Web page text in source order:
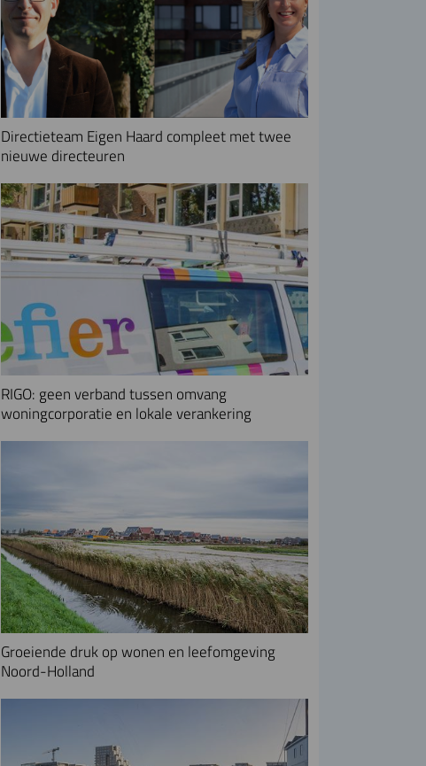
Directieteam Eigen Haard compleet met twee
nieuwe directeuren
RIGO: geen verband tussen omvang
woningcorporatie en lokale verankering
Groeiende druk op wonen en leefomgeving
Noord-Holland